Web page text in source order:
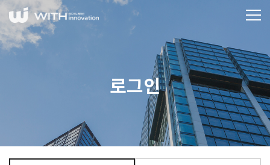
로그인